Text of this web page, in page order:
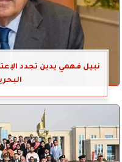
نبيل فهمي يدين تجدد